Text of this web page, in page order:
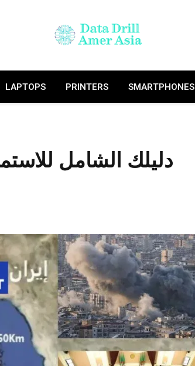
LAPTOPS PRINTERS SMARTPHONES
دليلك الشامل